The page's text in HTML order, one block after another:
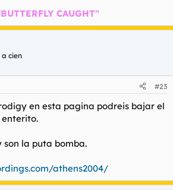
CAUGHT"
cien
#23
en esta pagina podreis bajar el
son la puta bomba.
athens2004/